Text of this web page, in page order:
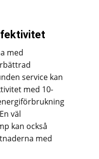
med
service kan
med 10-
väl
kan också
med